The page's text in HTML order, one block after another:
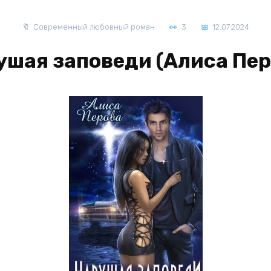
Современный любовный роман 3 12.07.2024
заповеди (Алиса